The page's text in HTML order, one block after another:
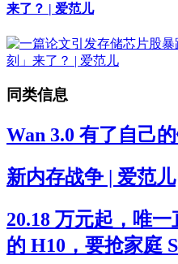
来了？ | 爱范儿
同类信息
Wan 3.0 有了自己
新内存战争 | 爱范儿
20.18 万元起，唯
的 H10，要抢家庭